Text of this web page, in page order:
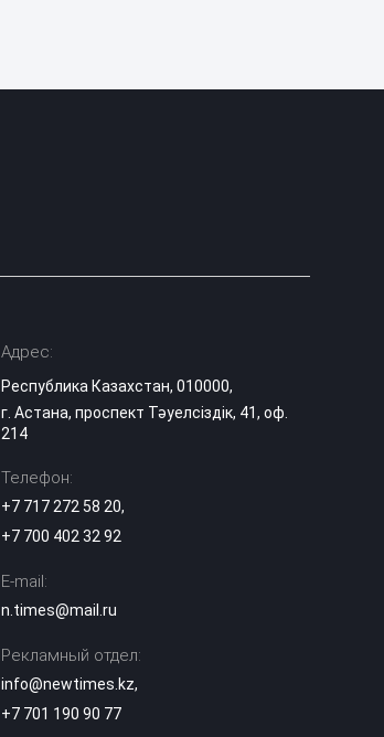
Адрес:
Республика Казахстан, 010000,
г. Астана, проспект Тәуелсіздік, 41, оф.
214
Телефон:
+7 717 272 58 20,
+7 700 402 32 92
E-mail:
n.times@mail.ru
Рекламный отдел:
info@newtimes.kz,
+7 701 190 90 77